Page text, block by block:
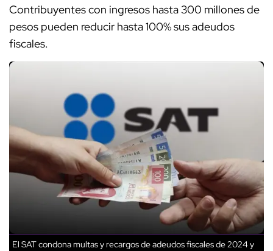
Contribuyentes con ingresos hasta 300 millones de
pesos pueden reducir hasta 100% sus adeudos
fiscales.
El SAT condona multas y recargos de adeudos fiscales de 2024 y